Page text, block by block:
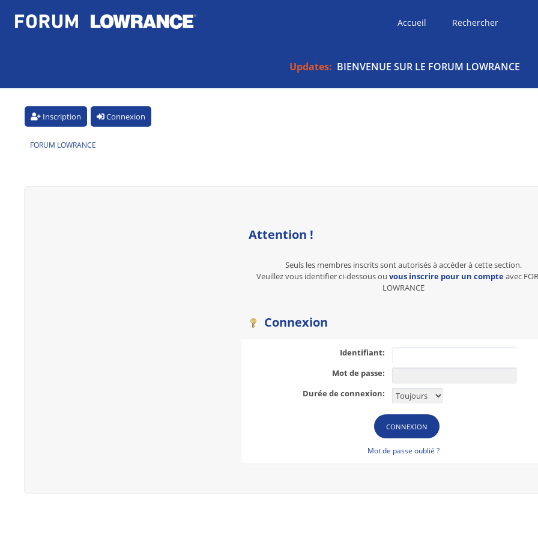
Accueil Rechercher
Updates: BIENVENUE SUR LE FORUM LOWRANCE
Inscription Connexion
FORUM LOWRANCE
Attention !
Seuls les membres inscrits sont autorisés à accéder à cette section.
Veuillez vous identifier ci-dessous ou vous inscrire pour un compteavec
LOWRANCE
Connexion
Identifiant:
Mot de passe:
Durée de connexion:
Mot de passe oublié ?